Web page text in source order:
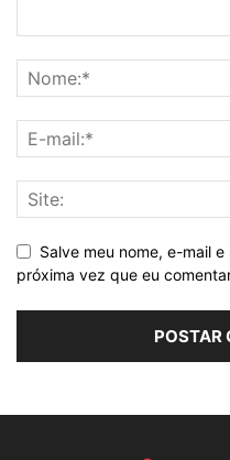
Salve meu nome, e-mail
próxima vez que eu